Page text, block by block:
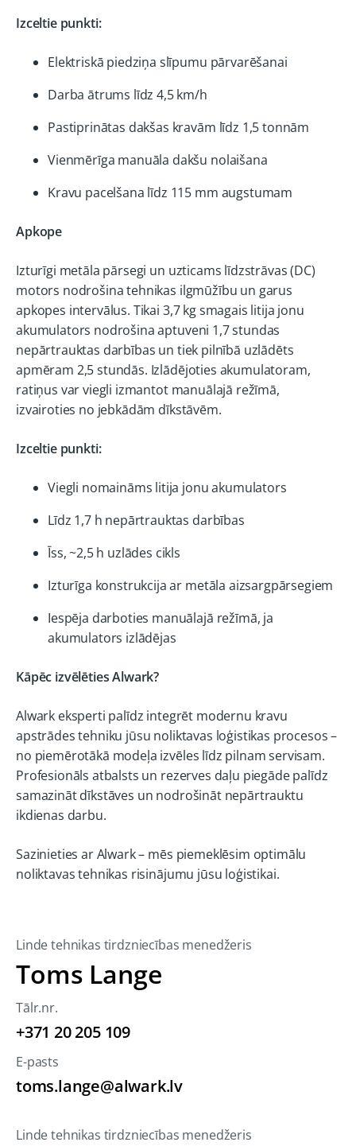
Izceltie punkti:
Elektriskā piedziņa slīpumu pārvarēšanai
Darba ātrums līdz 4,5 km/h
Pastiprinātas dakšas kravām līdz 1,5 tonnām
Vienmērīga manuāla dakšu nolaišana
Kravu pacelšana līdz 115 mm augstumam
Apkope
Izturīgi metāla pārsegi un uzticams līdzstrāvas (DC)
motors nodrošina tehnikas ilgmūžību un garus
apkopes intervālus. Tikai 3,7 kg smagais litija jonu
akumulators nodrošina aptuveni 1,7 stundas
nepārtrauktas darbības un tiek pilnībā uzlādēts
apmēram 2,5 stundās. Izlādējoties akumulatoram,
ratiņus var viegli izmantot manuālajā režīmā,
izvairoties no jebkādām dīkstāvēm.
Izceltie punkti:
Viegli nomaināms litija jonu akumulators
Līdz 1,7 h nepārtrauktas darbības
Īss, ~2,5 h uzlādes cikls
Izturīga konstrukcija ar metāla aizsargpārsegiem
Iespēja darboties manuālajā režīmā, ja
akumulators izlādējas
Kāpēc izvēlēties Alwark?
Alwark eksperti palīdz integrēt modernu kravu
apstrādes tehniku jūsu noliktavas loģistikas procesos –
no piemērotākā modeļa izvēles līdz pilnam servisam.
Profesionāls atbalsts un rezerves daļu piegāde palīdz
samazināt dīkstāves un nodrošināt nepārtrauktu
ikdienas darbu.
Sazinieties ar Alwark – mēs piemeklēsim optimālu
noliktavas tehnikas risinājumu jūsu loģistikai.
Linde tehnikas tirdzniecības menedžeris
Toms Lange
Tālr.nr.
+371 20 205 109
E-pasts
toms.lange@alwark.lv
Linde tehnikas tirdzniecības menedžeris